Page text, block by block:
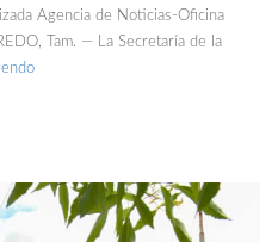
Agencia de Noticias-Oficina
Tam. — La Secretaría de la